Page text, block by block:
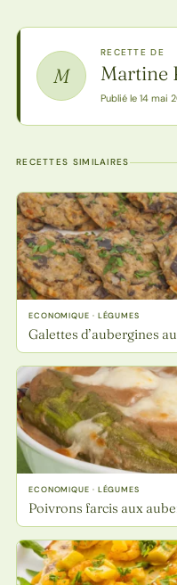
M
RECETTE DE
Martine
Publié le 14 mai
RECETTES SIMILAIRES
ECONOMIQUE · LÉGUMES
Galettes d’aubergines
ECONOMIQUE · LÉGUMES
Poivrons farcis aux